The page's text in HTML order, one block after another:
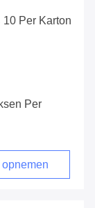
Per Karton
Per